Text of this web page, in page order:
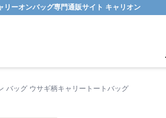
リーオンバッグ専門通販サイト キャリオン
バッグ ウサギ柄キャリートートバッグ